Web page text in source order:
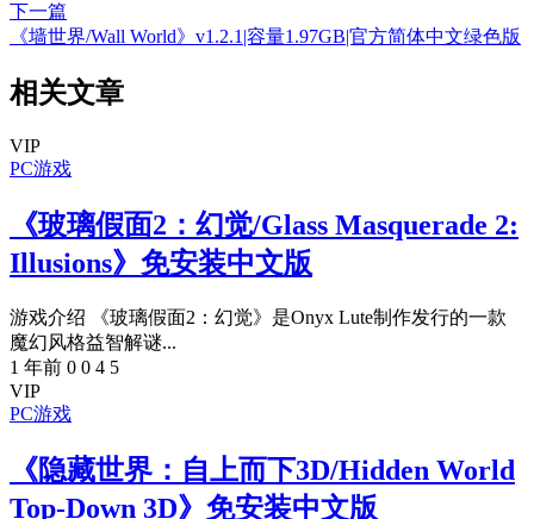
下一篇
《墙世界/Wall World》v1.2.1|容量1.97GB|官方简体中文绿色版
相关文章
VIP
PC游戏
《玻璃假面2：幻觉/Glass Masquerade 2:
Illusions》免安装中文版
游戏介绍 《玻璃假面2：幻觉》是Onyx Lute制作发行的一款
魔幻风格益智解谜...
1 年前 0 0 4 5
VIP
PC游戏
《隐藏世界：自上而下3D/Hidden World
Top-Down 3D》免安装中文版